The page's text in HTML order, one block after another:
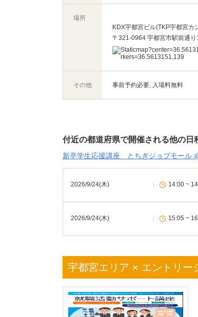
場所
KDX宇都宮ビル(TKP宇都宮カ
〒321-0964 宇都宮市駅前通
その他 事前予約必要, 入場料無料
付近の都道府県で開催される他の日
新卒学生応援講座 とちぎジョブモール
2026/9/24(木) 14:00 ~
2026/9/24(木) 15:05 ~
宇都宮エリア × エントリー